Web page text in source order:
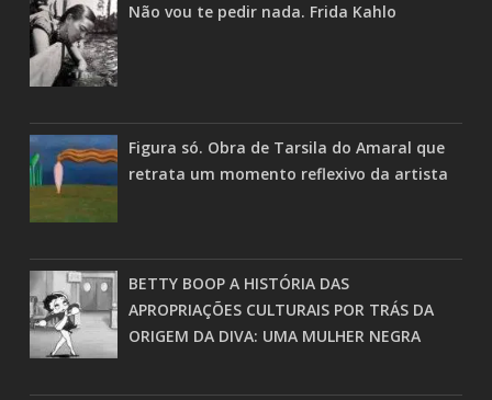
Não vou te pedir nada. Frida Kahlo
Figura só. Obra de Tarsila do Amaral que
retrata um momento reflexivo da artista
BETTY BOOP A HISTÓRIA DAS
APROPRIAÇÕES CULTURAIS POR TRÁS DA
ORIGEM DA DIVA: UMA MULHER NEGRA